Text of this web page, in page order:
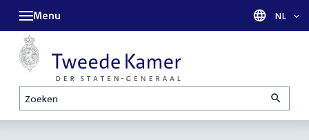
Zoeken
Menu Taal
NL